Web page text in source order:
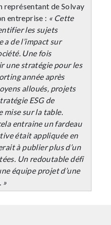
représentant de Solvay
entreprise : « Cette
les sujets
a de l’impact sur
Une fois
une stratégie pour les
année après
alloués, projets
ESG de
mise sur la table.
entraine un fardeau
était appliquée en
à publier plus d’un
Un redoutable défi
équipe projet d’une
»